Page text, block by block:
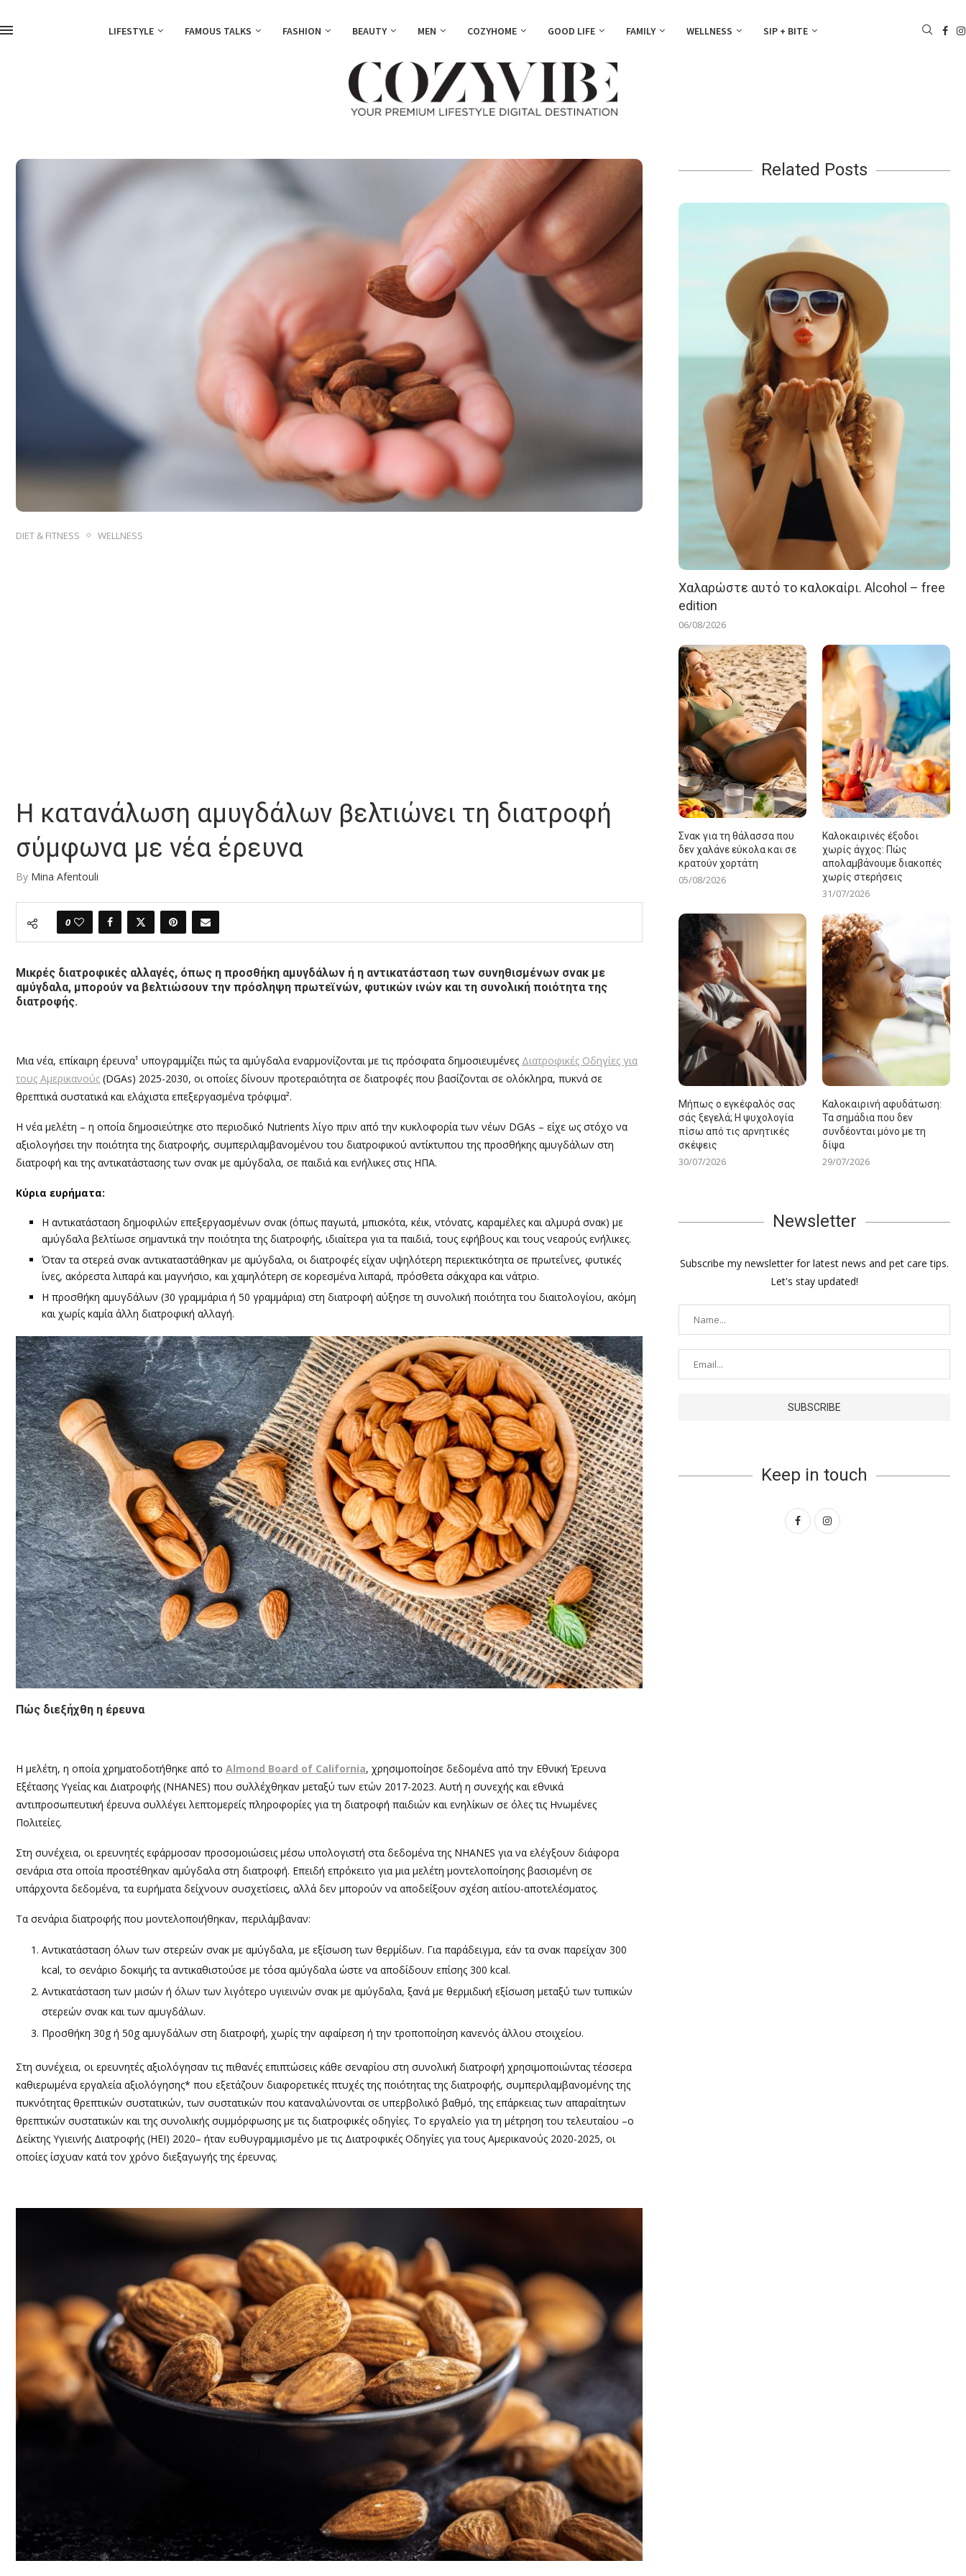
LIFESTYLE FAMOUS TALKS FASHION BEAUTY MEN COZYHOME GOOD LIFE FAMILY WELLNESS SIP + BITE
DIET & FITNESS WELLNESS
Η κατανάλωση αμυγδάλων βελτιώνει τη διατροφή
σύμφωνα με νέα έρευνα
By Mina Afentouli
0
Μικρές διατροφικές αλλαγές, όπως η προσθήκη αμυγδάλων ή η αντικατάσταση των συνηθισμένων σνακ με
αμύγδαλα, μπορούν να βελτιώσουν την πρόσληψη πρωτεϊνών, φυτικών ινών και τη συνολική ποιότητα της
διατροφής.
Μια νέα, επίκαιρη έρευνα¹ υπογραμμίζει πώς τα αμύγδαλα εναρμονίζονται με τις πρόσφατα δημοσιευμένες Διατροφικές Οδηγίες για
τους Αμερικανούς (DGAs) 2025-2030, οι οποίες δίνουν προτεραιότητα σε διατροφές που βασίζονται σε ολόκληρα, πυκνά σε
θρεπτικά συστατικά και ελάχιστα επεξεργασμένα τρόφιμα².
Η νέα μελέτη – η οποία δημοσιεύτηκε στο περιοδικό Nutrients λίγο πριν από την κυκλοφορία των νέων DGAs – είχε ως στόχο να
αξιολογήσει την ποιότητα της διατροφής, συμπεριλαμβανομένου του διατροφικού αντίκτυπου της προσθήκης αμυγδάλων στη
διατροφή και της αντικατάστασης των σνακ με αμύγδαλα, σε παιδιά και ενήλικες στις ΗΠΑ.
Κύρια ευρήματα:
Η αντικατάσταση δημοφιλών επεξεργασμένων σνακ (όπως παγωτά, μπισκότα, κέικ, ντόνατς, καραμέλες και αλμυρά σνακ) με
αμύγδαλα βελτίωσε σημαντικά την ποιότητα της διατροφής, ιδιαίτερα για τα παιδιά, τους εφήβους και τους νεαρούς ενήλικες.
Όταν τα στερεά σνακ αντικαταστάθηκαν με αμύγδαλα, οι διατροφές είχαν υψηλότερη περιεκτικότητα σε πρωτεΐνες, φυτικές
ίνες, ακόρεστα λιπαρά και μαγνήσιο, και χαμηλότερη σε κορεσμένα λιπαρά, πρόσθετα σάκχαρα και νάτριο.
Η προσθήκη αμυγδάλων (30 γραμμάρια ή 50 γραμμάρια) στη διατροφή αύξησε τη συνολική ποιότητα του διαιτολογίου, ακόμη
και χωρίς καμία άλλη διατροφική αλλαγή.
Πώς διεξήχθη η έρευνα
Η μελέτη, η οποία χρηματοδοτήθηκε από το Almond Board of California, χρησιμοποίησε δεδομένα από την Εθνική Έρευνα
Εξέτασης Υγείας και Διατροφής (NHANES) που συλλέχθηκαν μεταξύ των ετών 2017-2023. Αυτή η συνεχής και εθνικά
αντιπροσωπευτική έρευνα συλλέγει λεπτομερείς πληροφορίες για τη διατροφή παιδιών και ενηλίκων σε όλες τις Ηνωμένες
Πολιτείες.
Στη συνέχεια, οι ερευνητές εφάρμοσαν προσομοιώσεις μέσω υπολογιστή στα δεδομένα της NHANES για να ελέγξουν διάφορα
σενάρια στα οποία προστέθηκαν αμύγδαλα στη διατροφή. Επειδή επρόκειτο για μια μελέτη μοντελοποίησης βασισμένη σε
υπάρχοντα δεδομένα, τα ευρήματα δείχνουν συσχετίσεις, αλλά δεν μπορούν να αποδείξουν σχέση αιτίου-αποτελέσματος.
Τα σενάρια διατροφής που μοντελοποιήθηκαν, περιλάμβαναν:
Αντικατάσταση όλων των στερεών σνακ με αμύγδαλα, με εξίσωση των θερμίδων. Για παράδειγμα, εάν τα σνακ παρείχαν 300
kcal, το σενάριο δοκιμής τα αντικαθιστούσε με τόσα αμύγδαλα ώστε να αποδίδουν επίσης 300 kcal.
Αντικατάσταση των μισών ή όλων των λιγότερο υγιεινών σνακ με αμύγδαλα, ξανά με θερμιδική εξίσωση μεταξύ των τυπικών
στερεών σνακ και των αμυγδάλων.
Προσθήκη 30g ή 50g αμυγδάλων στη διατροφή, χωρίς την αφαίρεση ή την τροποποίηση κανενός άλλου στοιχείου.
Στη συνέχεια, οι ερευνητές αξιολόγησαν τις πιθανές επιπτώσεις κάθε σεναρίου στη συνολική διατροφή χρησιμοποιώντας τέσσερα
καθιερωμένα εργαλεία αξιολόγησης* που εξετάζουν διαφορετικές πτυχές της ποιότητας της διατροφής, συμπεριλαμβανομένης της
πυκνότητας θρεπτικών συστατικών, των συστατικών που καταναλώνονται σε υπερβολικό βαθμό, της επάρκειας των απαραίτητων
θρεπτικών συστατικών και της συνολικής συμμόρφωσης με τις διατροφικές οδηγίες. Το εργαλείο για τη μέτρηση του τελευταίου –ο
Δείκτης Υγιεινής Διατροφής (HEI) 2020– ήταν ευθυγραμμισμένο με τις Διατροφικές Οδηγίες για τους Αμερικανούς 2020-2025, οι
οποίες ίσχυαν κατά τον χρόνο διεξαγωγής της έρευνας.
Related Posts
Χαλαρώστε αυτό το καλοκαίρι. Alcohol – free
edition
06/08/2026
Σνακ για τη θάλασσα που
δεν χαλάνε εύκολα και σε
κρατούν χορτάτη
05/08/2026
Καλοκαιρινές έξοδοι
χωρίς άγχος: Πώς
απολαμβάνουμε διακοπές
χωρίς στερήσεις
31/07/2026
Μήπως ο εγκέφαλός σας
σάς ξεγελά; Η ψυχολογία
πίσω από τις αρνητικές
σκέψεις
30/07/2026
Καλοκαιρινή αφυδάτωση:
Τα σημάδια που δεν
συνδέονται μόνο με τη
δίψα
29/07/2026
Newsletter
Subscribe my newsletter for latest news and pet care tips.
Let's stay updated!
Keep in touch